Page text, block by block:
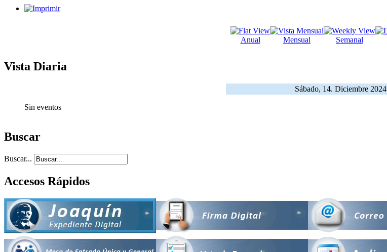
Anual Mensual Semanal
Vista Diaria
Sábado, 14. Diciembre 2024
Sin eventos
Buscar
Buscar...
Accesos Rápidos